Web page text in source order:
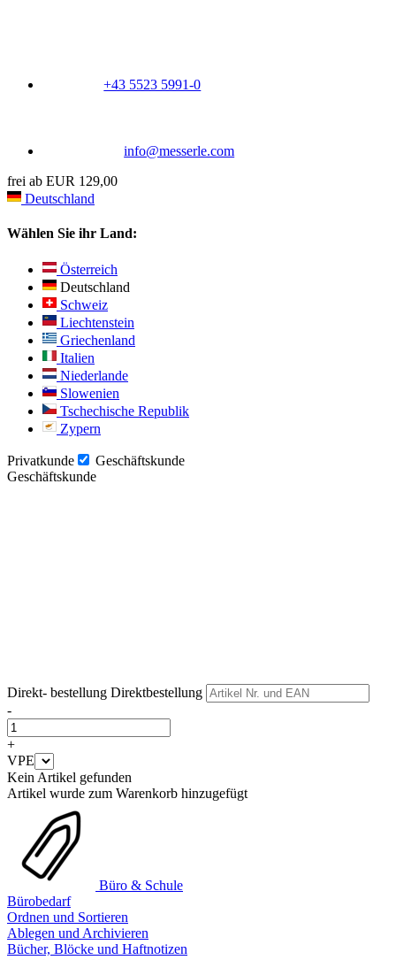
+43 5523 5991-0
info@messerle.com
frei ab EUR 129,00
Deutschland
Wählen Sie ihr Land:
Österreich
Deutschland
Schweiz
Liechtenstein
Griechenland
Italien
Niederlande
Slowenien
Tschechische Republik
Zypern
Privatkunde
Geschäftskunde
Geschäftskunde
Direkt- bestellung Direktbestellung
-
+
VPE
Kein Artikel gefunden
Artikel wurde zum Warenkorb hinzugefügt
Büro & Schule
Bürobedarf
Ordnen und Sortieren
Ablegen und Archivieren
Bücher, Blöcke und Haftnotizen